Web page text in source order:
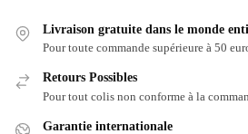
Livraison gratuite dans le monde
Pour toute commande supérieure à 50
Retours Possibles
Pour tout colis non conforme à la
Garantie internationale